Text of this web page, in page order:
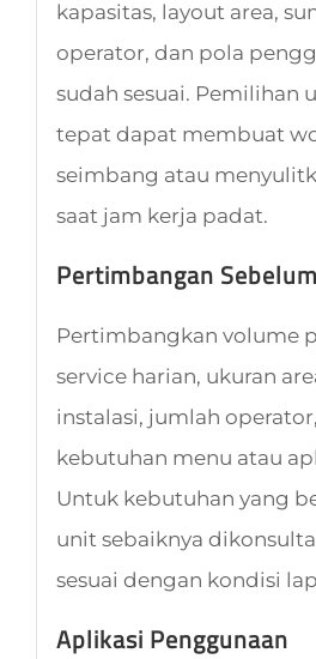
kapasitas, layout area,
operator, dan pola
sudah sesuai. Pemilihan
tepat dapat membuat
seimbang atau
saat jam kerja padat.
Pertimbangan
Pertimbangkan volume
service harian, ukuran
instalasi, jumlah
kebutuhan menu atau
Untuk kebutuhan yang
unit sebaiknya
sesuai dengan kondisi
Aplikasi Penggunaan